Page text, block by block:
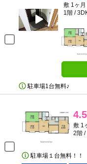
敷 1ヶ月
1階 /
駐車場1台無料♪
4.5
敷 1
2階 /
駐車場１台無料！！